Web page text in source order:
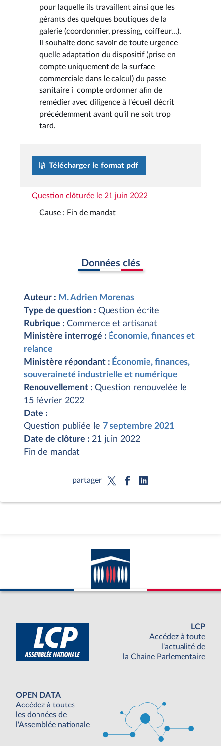
pour laquelle ils travaillent ainsi que les
gérants des quelques boutiques de la
galerie (coordonnier, pressing, coiffeur...).
Il souhaite donc savoir de toute urgence
quelle adaptation du dispositif (prise en
compte uniquement de la surface
commerciale dans le calcul) du passe
sanitaire il compte ordonner afin de
remédier avec diligence à l'écueil décrit
précédemment avant qu'il ne soit trop
tard.
Télécharger le format pdf
Question clôturée le 21 juin 2022
Cause : Fin de mandat
Données clés
Auteur : M. Adrien Morenas
Type de question : Question écrite
Rubrique : Commerce et artisanat
Ministère interrogé : Économie, finances et
relance
Ministère répondant : Économie, finances,
souveraineté industrielle et numérique
Renouvellement : Question renouvelée le
15 février 2022
Date :
Question publiée le 7 septembre 2021
Date de clôture : 21 juin 2022
Fin de mandat
partager
LCP
Accédez à toute
l'actualité de
la Chaine Parlementaire
OPEN DATA
Accédez à toutes
les données de
l'Assemblée nationale